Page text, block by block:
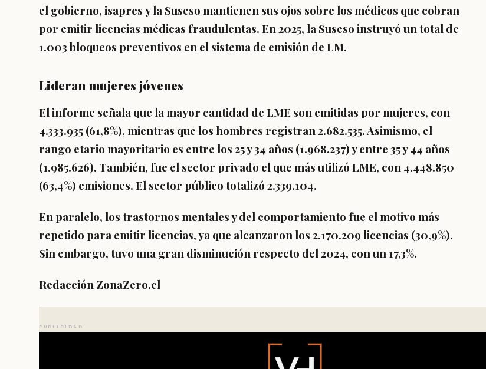
el gobierno, isapres y la Suseso mantienen sus ojos sobre los médicos que cobran
por emitir licencias médicas fraudulentas. En 2025, la Suseso instruyó un total de
1.003 bloqueos preventivos en el sistema de emisión de LM.
Lideran mujeres jóvenes
El informe señala que la mayor cantidad de LME son emitidas por mujeres, con
4.333.935 (61,8%), mientras que los hombres registran 2.682.535. Asimismo, el
rango etario mayoritario es entre los 25 y 34 años (1.968.237) y entre 35 y 44 años
(1.985.626). También, fue el sector privado el que más utilizó LME, con 4.448.850
(63,4%) emisiones. El sector público totalizó 2.339.104.
En paralelo, los trastornos mentales y del comportamiento fue el motivo más
repetido para emitir licencias, ya que alcanzaron los 2.170.209 licencias (30,9%).
Sin embargo, tuvo una gran disminución respecto del 2024, con un 17,3%.
Redacción ZonaZero.cl
PUBLICIDAD